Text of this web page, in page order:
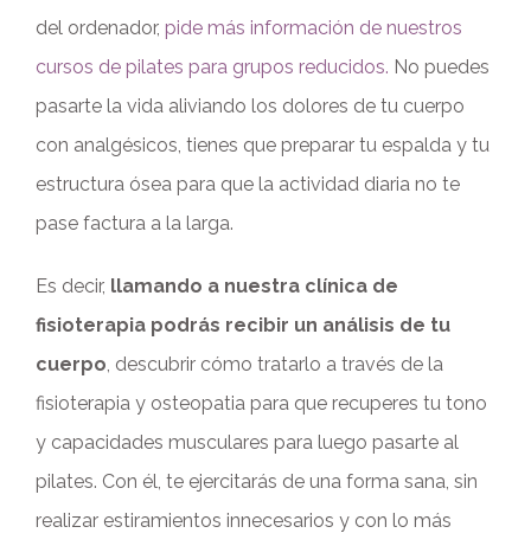
del ordenador, pide más información de nuestros
cursos de pilates para grupos reducidos. No puedes
pasarte la vida aliviando los dolores de tu cuerpo
con analgésicos, tienes que preparar tu espalda y tu
estructura ósea para que la actividad diaria no te
pase factura a la larga.
Es decir, llamando a nuestra clínica de
fisioterapia podrás recibir un análisis de tu
cuerpo, descubrir cómo tratarlo a través de la
fisioterapia y osteopatia para que recuperes tu tono
y capacidades musculares para luego pasarte al
pilates. Con él, te ejercitarás de una forma sana, sin
realizar estiramientos innecesarios y con lo más